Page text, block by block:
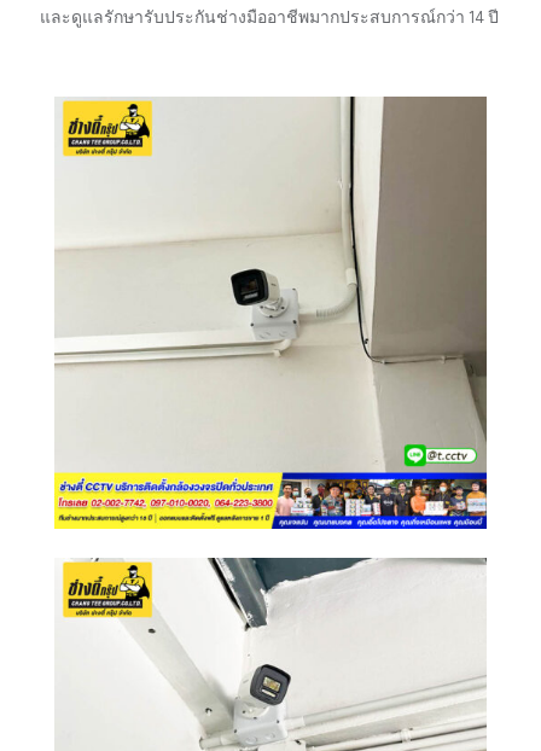
และดูแลรักษารับประกันช่างมืออาชีพมากประสบการณ์กว่า 14 ปี